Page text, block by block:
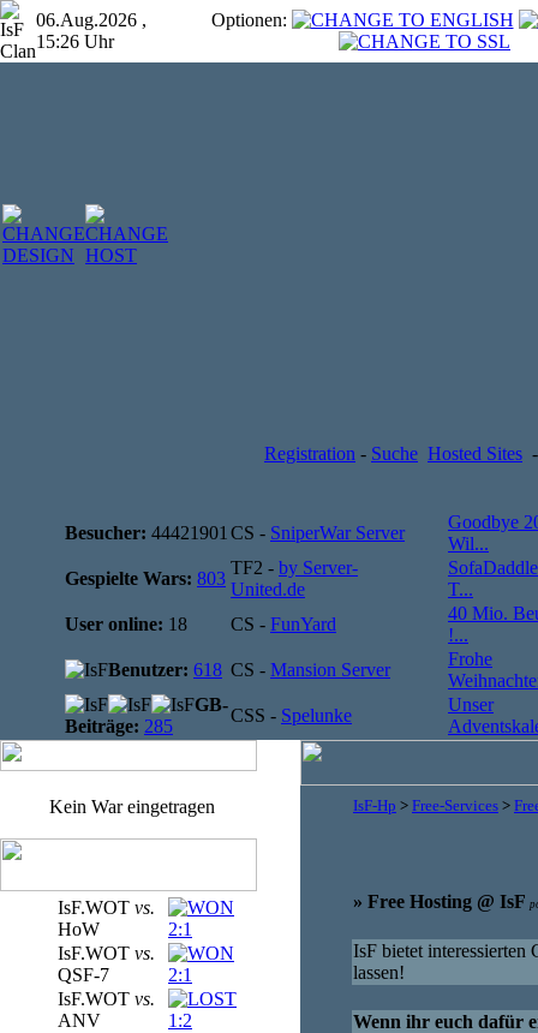
06.Aug.2026 ,
15:26 Uhr
Optionen:
Registration - Suche Hosted Sites -
Besucher: 44421901 CS - SniperWar Server
Goodbye
Wil...
Gespielte Wars: 803
TF2 - by Server-
United.de
T...
User online: 18 CS - FunYard
40 Mio.
!...
Benutzer: 618 CS - Mansion Server
Frohe
GB-
Beiträge: 285
CSS - Spelunke
Unser
Kein War eingetragen
IsF.WOT vs.
HoW
2:1
IsF.WOT vs.
QSF-7
2:1
IsF.WOT vs.
ANV
1:2
IsF-Hp > Free-Services >
» Free Hosting @ IsF
IsF bietet
lassen!
Wenn ihr euch dafür